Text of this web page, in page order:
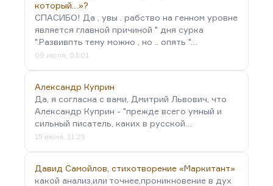
который…»?
СПАСИБО! Да , увы . рабство на генном уровне
является главной причиной " дня сурка
".Развивпть тему можно , но .. опять "…
09 июля, 03:01
Александр Куприн
Да, я согласна с вами, Дмитрий Львович, что
Александр Куприн - "прежде всего умный и
сильный писатель, каких в русской…
15 июня, 11:29
Давид Самойлов, стихотворение «Маркитант»
какой анализ,или точнее,проникновение в дух